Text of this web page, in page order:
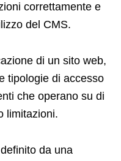
correttamente e
del CMS.
di un sito web,
tipologie di accesso
che operano su di
limitazioni.
da una